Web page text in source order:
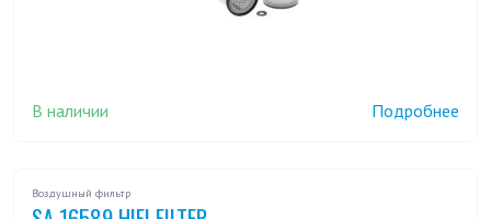
В наличии Подробнее
Воздушный фильтр